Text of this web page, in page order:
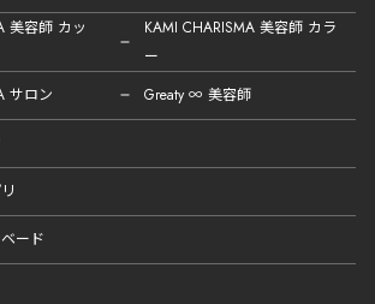
美容師 カッ
KAMI CHARISMA 美容師 カラ
ー
サロン
Greaty ∞ 美容師
ード